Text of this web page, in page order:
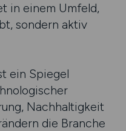
in einem Umfeld,
sondern aktiv
ein Spiegel
Nachhaltigkeit
die Branche